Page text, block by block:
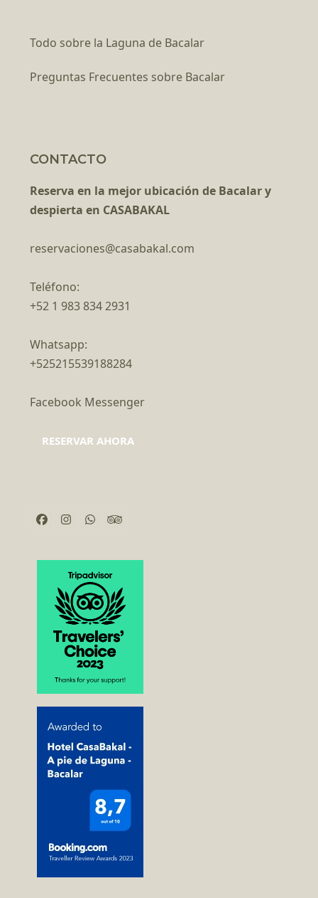
Todo sobre la Laguna de Bacalar
Preguntas Frecuentes sobre Bacalar
CONTACTO
Reserva en la mejor ubicación de Bacalar y
despierta en CASABAKAL
reservaciones@casabakal.com
Teléfono:
+52 1 983 834 2931
Whatsapp:
+525215539188284
Facebook Messenger
RESERVAR AHORA
Facebook
Instagram
WhatsappTripadvisor